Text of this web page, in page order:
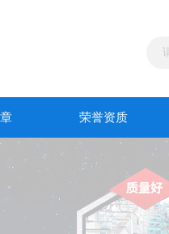
荣誉资质